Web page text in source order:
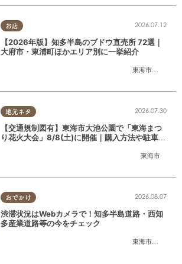
お店
東海市
,大府市
2026.07.12
【2026年版】知多半島のブドウ直売所 72選｜
大府市・東浦町ほかエリア別に一挙紹介
地元ネタ
東海市
2026.07.30
【交通規制図有】東海市大池公園で「東海まつ
り花火大会」8/8(土)に開催｜購入方法や駐車場
おでかけ
東海市
,大府市
2026.08.07
渋滞状況はWebカメラで！知多半島道路・西知
多産業道路等の今をチェック